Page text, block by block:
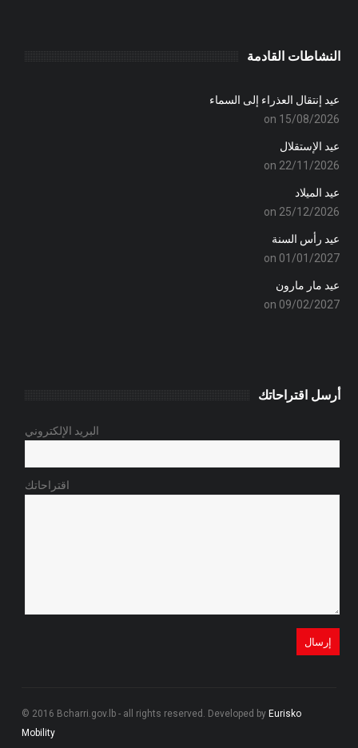
النشاطات القادمة
عيد إنتقال العذراء إلى السماء
on 15/08/2026
عيد الإستقلال
on 22/11/2026
عيد الميلاد
on 25/12/2026
عيد رأس السنة
on 01/01/2027
عيد مار مارون
on 09/02/2027
أرسل اقتراحاتك
البريد الإلكتروني
اقتراحاتك
© 2016 Bcharri.gov.lb - all rights reserved. Developed by Eurisko
Mobility